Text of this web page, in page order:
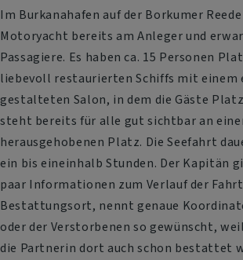
Im Burkanahafen auf der Borkumer
Motoryacht bereits am Anleger und
Passagiere. Es haben ca. 15 Personen
liebevoll restaurierten Schiffs mit einem
gestalteten Salon, in dem die Gäste
steht bereits für alle gut sichtbar an
herausgehobenen Platz. Die Seefahrt
ein bis eineinhalb Stunden. Der Kapitän
paar Informationen zum Verlauf der
Bestattungsort, nennt genaue
oder der Verstorbenen so gewünscht,
die Partnerin dort auch schon bestattet